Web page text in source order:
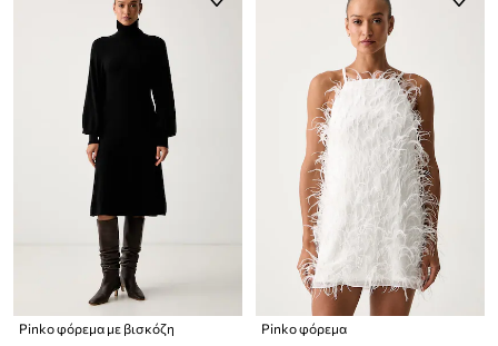
Pinko φόρεμα με βισκόζη Pinko φόρεμα